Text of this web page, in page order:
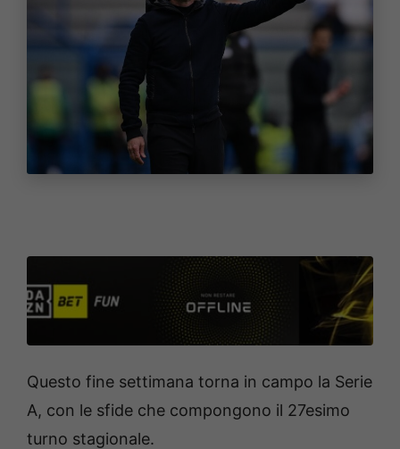
Questo fine settimana torna in campo la Serie
A, con le sfide che compongono il 27esimo
turno stagionale.